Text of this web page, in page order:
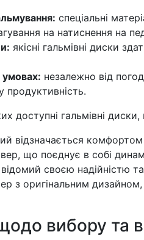
спеціальні
на натиснення на
якісні гальмівні диски
умовах: незалежно від
продуктивність.
доступні гальмівні
відзначається
що поєднує в собі
своєю надійністю
з оригінальним
вибору та